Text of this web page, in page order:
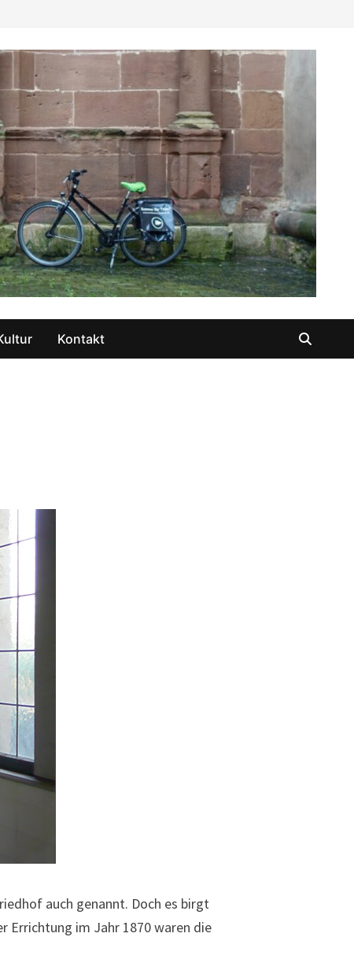
Kontakt
auch genannt. Doch es birgt
Errichtung im Jahr 1870 waren die